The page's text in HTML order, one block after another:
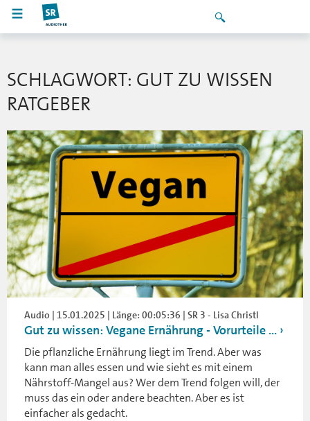
SCHLAGWORT: GUT ZU WISSEN
RATGEBER
Audio | 15.01.2025 | Länge: 00:05:36 | SR 3 - Lisa Christl
Gut zu wissen: Vegane Ernährung - Vorurteile ...
Die pflanzliche Ernährung liegt im Trend. Aber was
kann man alles essen und wie sieht es mit einem
Nährstoff-Mangel aus? Wer dem Trend folgen will, der
muss das ein oder andere beachten. Aber es ist
einfacher als gedacht.